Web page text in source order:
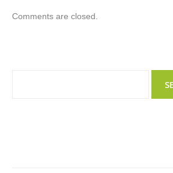
Comments are closed.